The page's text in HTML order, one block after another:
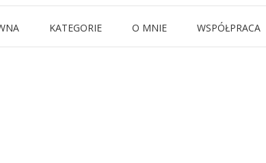
KATEGORIE O MNIE WSPÓŁPRACA